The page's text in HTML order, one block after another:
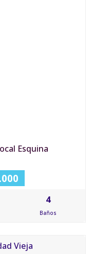
Esquina
4
Baños
Vieja